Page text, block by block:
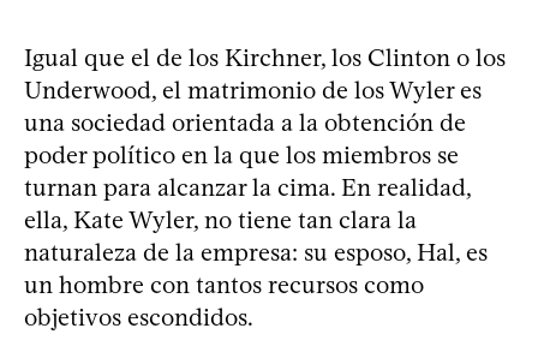
Igual que el de los Kirchner, los Clinton o los
Underwood, el matrimonio de los Wyler es
una sociedad orientada a la obtención de
poder político en la que los miembros se
turnan para alcanzar la cima. En realidad,
ella, Kate Wyler, no tiene tan clara la
naturaleza de la empresa: su esposo, Hal, es
un hombre con tantos recursos como
objetivos escondidos.